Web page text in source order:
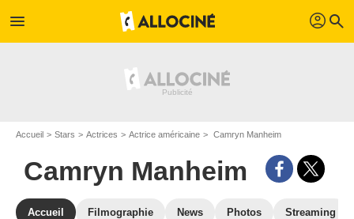
menu profil search
Accueil Stars Actrices Actrice américaine Camryn Manheim
Camryn Manheim
Accueil Filmographie News Photos Streaming